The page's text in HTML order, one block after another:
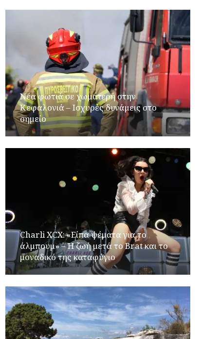
Νέα φωτιά σε χωματερή στην
Κεφαλονιά – Ισχυρές δυνάμεις στο
σημείο
Charli XCX: «Είπα ψέματα για το
άλμπουμ» – Η ζωή μετά το Brat και το
μοναδικό της καταφύγιο